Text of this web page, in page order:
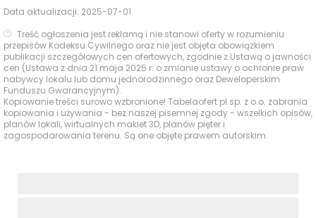
Data aktualizacji: 2025-07-01
Treść ogłoszenia jest reklamą i nie stanowi oferty w rozumieniu
przepisów Kodeksu Cywilnego oraz nie jest objęta obowiązkiem
publikacji szczegółowych cen ofertowych, zgodnie z Ustawą o jawności
cen (Ustawa z dnia 21 maja 2025 r. o zmianie ustawy o ochronie praw
nabywcy lokalu lub domu jednorodzinnego oraz Deweloperskim
Funduszu Gwarancyjnym).
Kopiowanie treści surowo wzbronione! Tabelaofert.pl sp. z o.o. zabrania
kopiowania i używania - bez naszej pisemnej zgody - wszelkich opisów,
planów lokali, wirtualnych makiet 3D, planów pięter i
zagospodarowania terenu. Są one objęte prawem autorskim.